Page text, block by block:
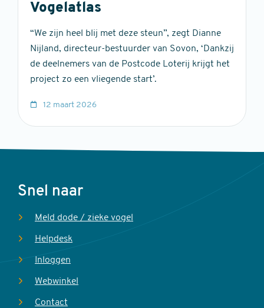
Vogelatlas
“We zijn heel blij met deze steun”, zegt Dianne
Nijland, directeur-bestuurder van Sovon, ‘Dankzij
de deelnemers van de Postcode Loterij krijgt het
project zo een vliegende start’.
12 maart 2026
Voet
Snel naar
Meld dode / zieke vogel
Helpdesk
Inloggen
Webwinkel
Contact